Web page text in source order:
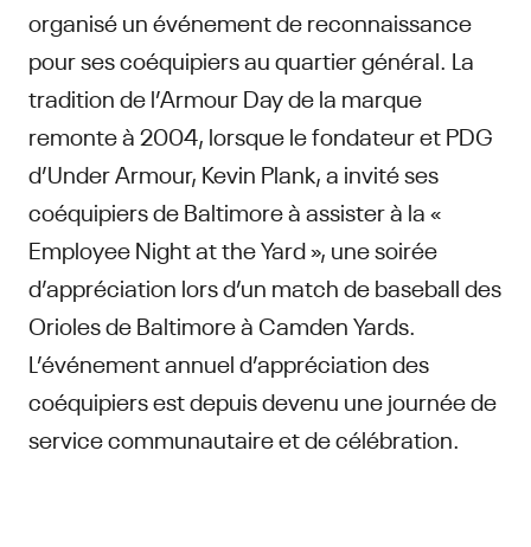
organisé un événement de reconnaissance
pour ses coéquipiers au quartier général. La
tradition de l’Armour Day de la marque
remonte à 2004, lorsque le fondateur et PDG
d’Under Armour, Kevin Plank, a invité ses
coéquipiers de Baltimore à assister à la «
Employee Night at the Yard », une soirée
d’appréciation lors d’un match de baseball des
Orioles de Baltimore à Camden Yards.
L’événement annuel d’appréciation des
coéquipiers est depuis devenu une journée de
service communautaire et de célébration.